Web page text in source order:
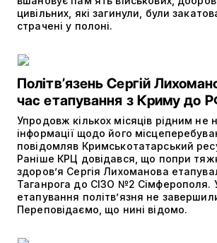
цивільних, які загинули, були
страчені у полоні.
Політвʼязень Сергій
час етапування з Криму до
Упродовж кількох місяців рідним не
інформації щодо його
повідомляв Кримськотатарський
Раніше КРЦ довідався, що попри
здоров’я Сергія Лихоманова
Таганрога до СІЗО №2 Сімферополя.
етапування політвʼязня не
Переповідаємо, що нині відомо.